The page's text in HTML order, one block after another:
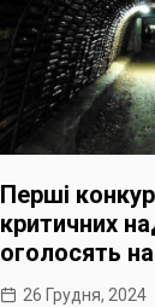
Перші
критичних
оголосять
26 Грудня, 2024